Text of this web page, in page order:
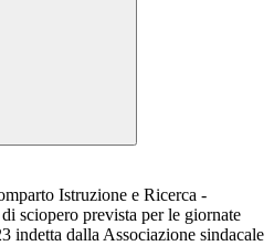
Istruzione e Ricerca -
sciopero prevista per le giornate
indetta dalla Associazione sindacale